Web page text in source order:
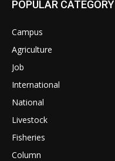
POPULAR CATEGORY
Campus
Agriculture
Job
International
National
Livestock
Fisheries
Column